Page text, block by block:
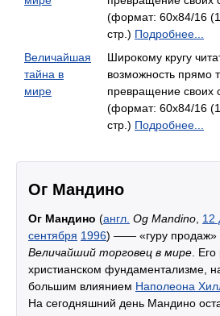
(формат: 60x84/16
стр.) Подробнее...
Величайшая
тайна в
мире
Широкому кругу
возможность прямо
превращение
(формат: 60x84/16
стр.) Подробнее...
Ог Мандино
Ог Мандино (англ. Og Mandino 12
сентября 1996) —— «гуру продаж»
Величайший торговец в мире .
христианском фундаментализме,
большим влиянием Наполеона
На сегодняшний день Мандино